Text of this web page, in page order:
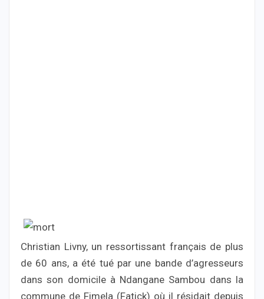
Christian Livny, un ressortissant français de plus
de 60 ans, a été tué par une bande d’agresseurs
dans son domicile à Ndangane Sambou dans la
commune de Fimela (Fatick) où il résidait depuis